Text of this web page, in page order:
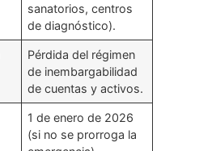
sanatorios, centros
de diagnóstico).
Pérdida del régimen
de inembargabilidad
de cuentas y activos.
1 de enero de 2026
(si no se prorroga la